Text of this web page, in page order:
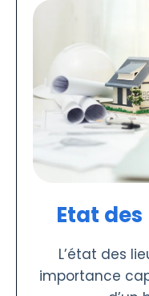
Etat
L’état des
importance